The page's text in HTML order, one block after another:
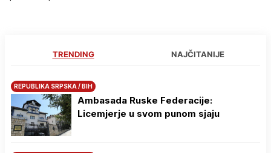
TRENDING NAJČITANIJE
REPUBLIKA SRPSKA / BIH
Ambasada Ruske Federacije:
Licemjerje u svom punom sjaju